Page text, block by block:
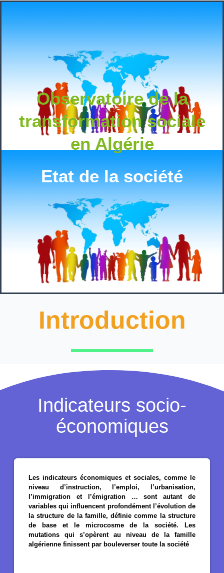
Observatoire de la
transformation sociale
en Algérie
Etat de la société
Introduction
Indicateurs socio-
économiques
Les indicateurs économiques et sociales, comme le
niveau d’instruction, l’emploi, l’urbanisation,
l’immigration et l’émigration … sont autant de
variables qui influencent profondément l’évolution de
la structure de la famille, définie comme la structure
de base et le microcosme de la société. Les
mutations qui s’opèrent au niveau de la famille
algérienne finissent par bouleverser toute la société